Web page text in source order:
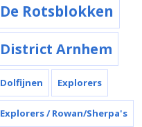
De Rotsblokken
District Arnhem
Dolfijnen Explorers
Explorers / Rowan/Sherpa's